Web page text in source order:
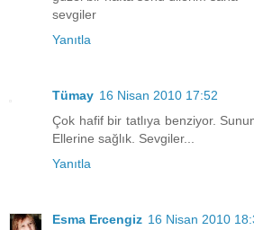
sevgiler
Yanıtla
Tümay 16 Nisan 2010 17:52
Çok hafif bir tatlıya benziyor.
Ellerine sağlık. Sevgiler...
Yanıtla
Esma Ercengiz 16 Nisan 2010